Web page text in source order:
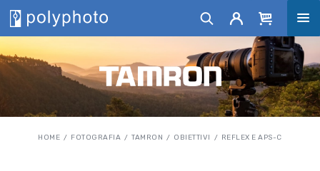
HOME FOTOGRAFIA TAMRON OBIETTIVI REFLEX E APS-C